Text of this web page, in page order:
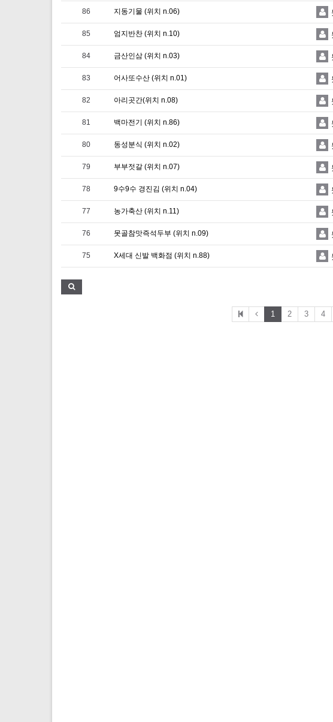
86 지동기물 (위치 n.06)
85 엄지반찬 (위치 n.10)
84 금산인삼 (위치 n.03)
83 어사또수산 (위치 n.01)
82 아리곳간(위치 n.08)
81 백마전기 (위치 n.86)
80 동성분식 (위치 n.02)
79 부부젓갈 (위치 n.07)
78 9수9수 경진김 (위치 n.04)
77 농가축산 (위치 n.11)
76 못골참맛즉석두부 (위치 n.09)
75 X세대 신발 백화점 (위치 n.88)
1 2 3 4